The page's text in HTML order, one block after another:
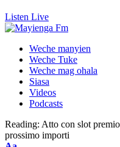
Listen Live
Weche manyien
Weche Tuke
Weche mag ohala
Siasa
Videos
Podcasts
Reading: Atto con slot
prossimo importi